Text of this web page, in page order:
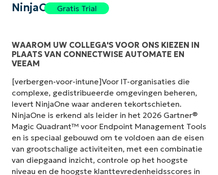
NinjaOneGratis Trial
WAAROM UW COLLEGA'S VOOR ONS KIEZEN IN
PLAATS VAN CONNECTWISE AUTOMATE EN
VEEAM
[verbergen-voor-intune]Voor IT-organisaties die
complexe, gedistribueerde omgevingen beheren,
levert NinjaOne waar anderen tekortschieten.
NinjaOne is erkend als leider in het 2026 Gartner®
Magic Quadrant™ voor Endpoint Management Tools
en is speciaal gebouwd om te voldoen aan de eisen
van grootschalige activiteiten, met een combinatie
van diepgaand inzicht, controle op het hoogste
niveau en de hoogste klanttevredenheidsscores in